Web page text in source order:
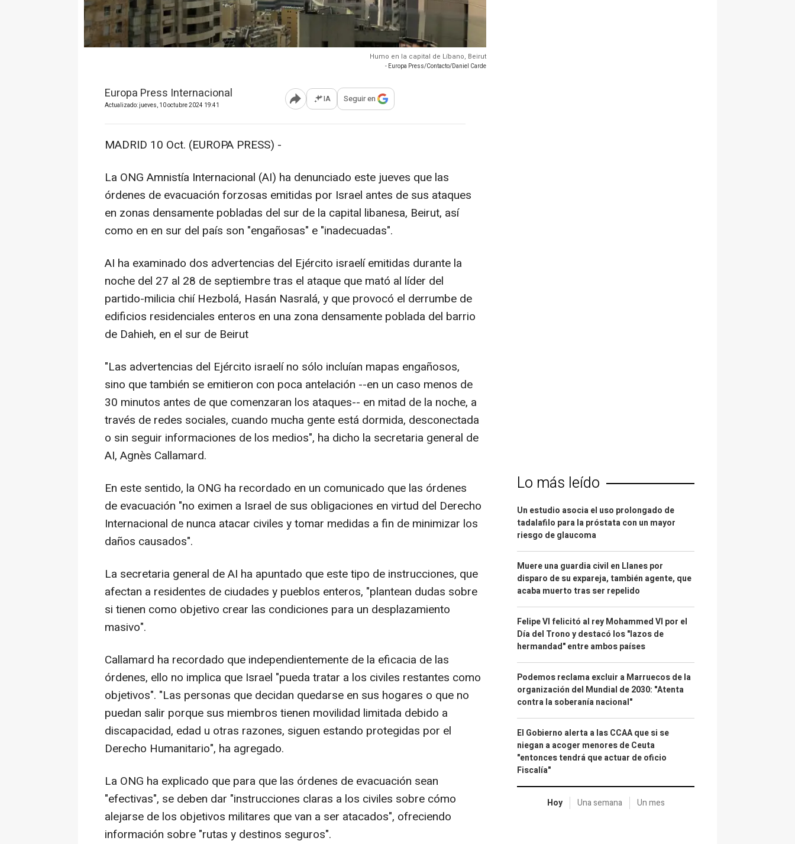
Humo en la capital de Líbano, Beirut
- Europa Press/Contacto/Daniel Carde
Europa Press Internacional
Actualizado: jueves, 10 octubre 2024 19:41 Abrir opciones para compartir
IA Seguir en
MADRID 10 Oct. (EUROPA PRESS) -
La ONG Amnistía Internacional (AI) ha denunciado este jueves que las
órdenes de evacuación forzosas emitidas por Israel antes de sus ataques
en zonas densamente pobladas del sur de la capital libanesa, Beirut, así
como en en sur del país son "engañosas" e "inadecuadas".
AI ha examinado dos advertencias del Ejército israelí emitidas durante la
noche del 27 al 28 de septiembre tras el ataque que mató al líder del
partido-milicia chií Hezbolá, Hasán Nasralá, y que provocó el derrumbe de
edificios residenciales enteros en una zona densamente poblada del barrio
de Dahieh, en el sur de Beirut
"Las advertencias del Ejército israelí no sólo incluían mapas engañosos,
sino que también se emitieron con poca antelación --en un caso menos de
30 minutos antes de que comenzaran los ataques-- en mitad de la noche, a
través de redes sociales, cuando mucha gente está dormida, desconectada
o sin seguir informaciones de los medios", ha dicho la secretaria general de
AI, Agnès Callamard.
En este sentido, la ONG ha recordado en un comunicado que las órdenes
de evacuación "no eximen a Israel de sus obligaciones en virtud del Derecho
Internacional de nunca atacar civiles y tomar medidas a fin de minimizar los
daños causados".
La secretaria general de AI ha apuntado que este tipo de instrucciones, que
afectan a residentes de ciudades y pueblos enteros, "plantean dudas sobre
si tienen como objetivo crear las condiciones para un desplazamiento
masivo".
Callamard ha recordado que independientemente de la eficacia de las
órdenes, ello no implica que Israel "pueda tratar a los civiles restantes como
objetivos". "Las personas que decidan quedarse en sus hogares o que no
puedan salir porque sus miembros tienen movilidad limitada debido a
discapacidad, edad u otras razones, siguen estando protegidas por el
Derecho Humanitario", ha agregado.
La ONG ha explicado que para que las órdenes de evacuación sean
"efectivas", se deben dar "instrucciones claras a los civiles sobre cómo
alejarse de los objetivos militares que van a ser atacados", ofreciendo
información sobre "rutas y destinos seguros".
Lo más leído
Un estudio asocia el uso prolongado de
tadalafilo para la próstata con un mayor
riesgo de glaucoma
Muere una guardia civil en Llanes por
disparo de su expareja, también agente, que
acaba muerto tras ser repelido
Felipe VI felicitó al rey Mohammed VI por el
Día del Trono y destacó los "lazos de
hermandad" entre ambos países
Podemos reclama excluir a Marruecos de la
organización del Mundial de 2030: "Atenta
contra la soberanía nacional"
El Gobierno alerta a las CCAA que si se
niegan a acoger menores de Ceuta
"entonces tendrá que actuar de oficio
Fiscalía"
Hoy Una semana Un mes